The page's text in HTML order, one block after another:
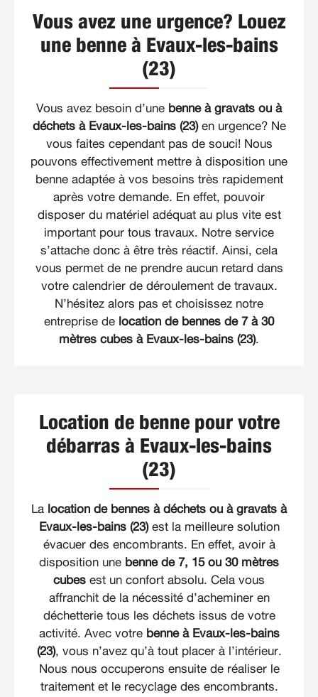
Vous avez une urgence? Louez
une benne à Evaux-les-bains
(23)
Vous avez besoin d’une benne à gravats ou à
déchets à Evaux-les-bains (23)en urgence? Ne
vous faites cependant pas de souci! Nous
pouvons effectivement mettre à disposition une
benne adaptée à vos besoins très rapidement
après votre demande. En effet, pouvoir
disposer du matériel adéquat au plus vite est
important pour tous travaux. Notre service
s’attache donc à être très réactif. Ainsi, cela
vous permet de ne prendre aucun retard dans
votre calendrier de déroulement de travaux.
N’hésitez alors pas et choisissez notre
entreprise de location de bennes de 7 à 30
mètres cubes à Evaux-les-bains (23).
Location de benne pour votre
débarras à Evaux-les-bains
(23)
La location de bennes à déchets ou à gravats à
Evaux-les-bains (23)est la meilleure solution
évacuer des encombrants. En effet, avoir à
disposition une benne de 7, 15 ou 30 mètres
cubes est un confort absolu. Cela vous
affranchit de la nécessité d’acheminer en
déchetterie tous les déchets issus de votre
activité. Avec votre benne à Evaux-les-bains
(23), vous n’avez qu’à tout placer à l’intérieur.
Nous nous occuperons ensuite de réaliser le
traitement et le recyclage des encombrants.